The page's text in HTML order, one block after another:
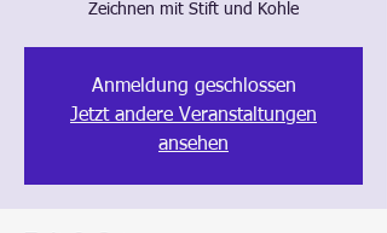
Zeichnen mit Stift und Kohle
Anmeldung geschlossen
Jetzt andere Veranstaltungen
ansehen